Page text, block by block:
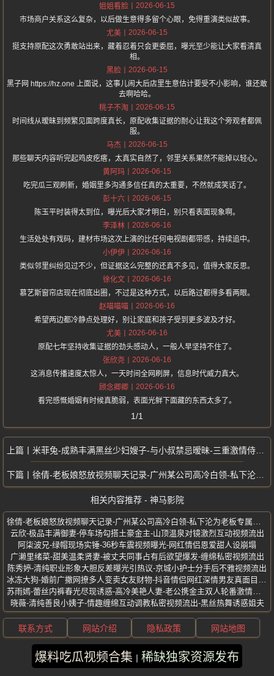
姐姐看脸
2026-06-15
市场商户关系这么复杂，以后做生意得多留个心眼，免得重演类似故事。
尤美
2026-06-15
挺支持原配这次勇敢站出来，藏着忍着只会更委屈，曝光至少能让大家看清真
相。
黑脸
2026-06-15
黑子网 https://hz.one 上面说，这事儿闹大后店里生意估计要受不小影响，谁还敢
去啊哈哈。
桃子不淘
2026-06-15
时间线从暧昧到频繁见面跨度真长，原配收集证据的耐心让我这个旁观者都佩
服。
马杰
2026-06-15
那些聊天内容听完起鸡皮疙瘩，太真实自然了，邻里关系果然不能掉以轻心。
黄阿玛
2026-06-15
吃完瓜三观刷新，婚姻里多沟通多信任真的太重要，不然就成笑话了。
彭十六
2026-06-15
陈玉平时装得太到位，曝光后大家才明白，别只看表面现象啊。
李泽林
2026-06-16
生活处处有戏码，建材市场这次上演的比任何电视剧都带感，持续追中。
小伊伊
2026-06-16
类似邻里纠纷见过不少，但证据这么完整的还真不多见，值得大家反思。
徐化文
2026-06-16
慕艺斯窗帘店现在彻底出圈，不过是这种方式，以后路过都得多看两眼。
赵喵喵喵
2026-06-16
希望两边都冷静点处理好，别让家庭和孩子受到更多波及才好。
尤美
2026-06-16
原配七年坚持收集证据的劲头感动人，一般人早坚持不住了。
张欣尧
2026-06-16
这消息传播速度太惊人，一天时间全网刷屏，信息时代威力真大。
顾念卿卿
2026-06-16
看完感慨婚姻有时候真脆弱，表面光鲜下面藏的东西太多了。
1/1
米菲兔-成熟丰满黑丝少妇嫂子-与小叔禁忌暧昧-三重激情侍奉私密视频曝光
徐倩-老板娘怒放视频聊天记录-广州某公司高冷白领-私下沦为老板专属玩物
相关内容推荐 - 神马影院
云欣-极品丰满御妻-停车场勾搭土豪金主-山顶温泉对镜激烈互动视频流出
阿柒波兄-绿帽现场实锤-36秒车震视频曝光-网红情侣恩爱甜人设崩塌
广濑里绪菜-甜美温柔贤妻-被丈夫同事占有后欲望爆发-缠绵私密视频流出
陈秀婷-清纯职业形象大胆反差曝光引热议-京城小护士分手后不雅视频流出
晓薇-清纯善良小姨子-情趣缠绵互动调教私密视频流出-黑丝热舞诱惑姐夫
爆料吃瓜视频合集 稀缺独家资源发布
联系方式 网站介绍 隐私政策 网站地图
版权所有 ©2025 神马影院 保留所有权利